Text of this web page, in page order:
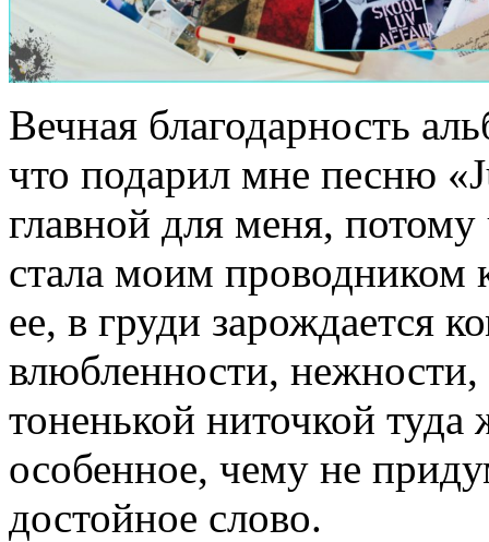
Вечная благодарность
что подарил мне песню
главной для меня,
стала моим
ее, в груди зарождается
влюбленности,
тоненькой ниточкой
особенное, чему не
достойное слово.